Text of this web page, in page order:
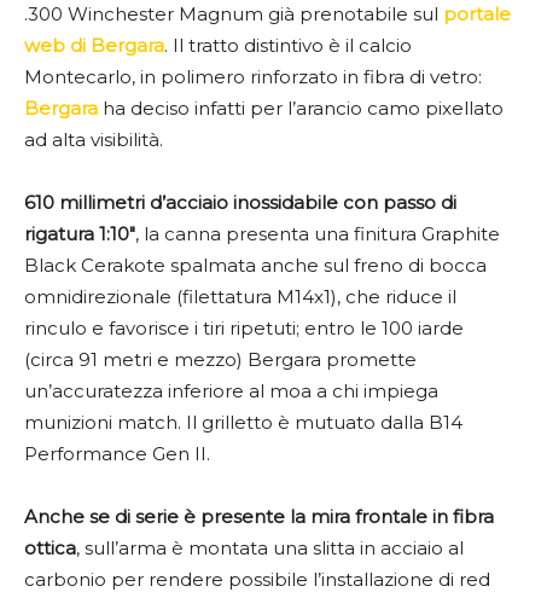
.300 Winchester Magnum già prenotabile sul portale
web di Bergara. Il tratto distintivo è il calcio
Montecarlo, in polimero rinforzato in fibra di vetro:
Bergara ha deciso infatti per l’arancio camo pixellato
ad alta visibilità.
610 millimetri d’acciaio inossidabile con passo di
rigatura 1:10″, la canna presenta una finitura Graphite
Black Cerakote spalmata anche sul freno di bocca
omnidirezionale (filettatura M14x1), che riduce il
rinculo e favorisce i tiri ripetuti; entro le 100 iarde
(circa 91 metri e mezzo) Bergara promette
un’accuratezza inferiore al moa a chi impiega
munizioni match. Il grilletto è mutuato dalla B14
Performance Gen II.
Anche se di serie è presente la mira frontale in fibra
ottica, sull’arma è montata una slitta in acciaio al
carbonio per rendere possibile l’installazione di red